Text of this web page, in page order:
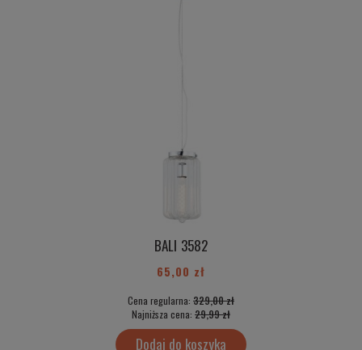
BALI 3582
65,00 zł
Cena regularna: 329,00 zł
Najniższa cena: 29,99 zł
Dodaj do koszyka